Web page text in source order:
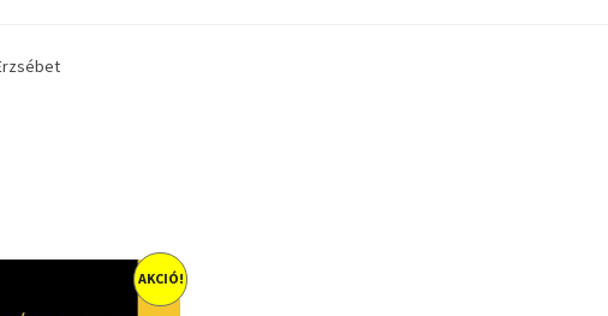
AKCIÓ!